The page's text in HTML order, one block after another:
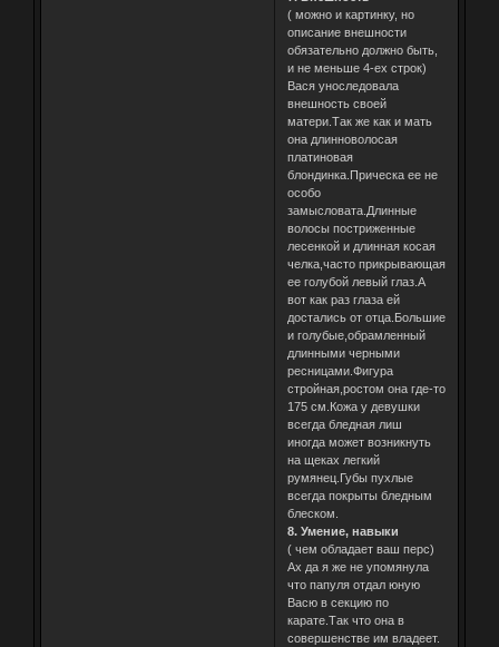
( можно и картинку, но
описание внешности
обязательно должно быть,
и не меньше 4-ех строк)
Вася уноследовала
внешность своей
матери.Так же как и мать
она длинноволосая
платиновая
блондинка.Прическа ее не
особо
замысловата.Длинные
волосы постриженные
лесенкой и длинная косая
челка,часто прикрывающая
ее голубой левый глаз.А
вот как раз глаза ей
достались от отца.Большие
и голубые,обрамленный
длинными черными
ресницами.Фигура
стройная,ростом она где-то
175 см.Кожа у девушки
всегда бледная лиш
иногда может возникнуть
на щеках легкий
румянец.Губы пухлые
всегда покрыты бледным
блеском.
8. Умение, навыки
( чем обладает ваш перс)
Ах да я же не упомянула
что папуля отдал юную
Васю в секцию по
карате.Так что она в
совершенстве им владеет.